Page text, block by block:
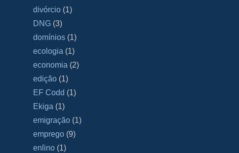
divórcio (1)
DNG (3)
domínios (1)
ecologia (1)
economia (2)
edição (1)
EF Codd (1)
Ekiga (1)
emigração (1)
emprego (9)
enſino (1)